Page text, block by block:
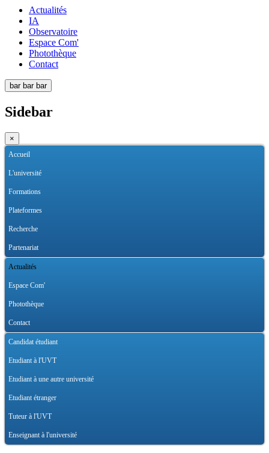
Actualités
IA
Observatoire
Espace Com'
Photothèque
Contact
bar bar bar
Sidebar
×
Accueil
L'université
Formations
Plateformes
Recherche
Partenariat
Actualités
Espace Com'
Photothèque
Contact
Candidat étudiant
Etudiant à l'UVT
Etudiant à une autre université
Etudiant étranger
Tuteur à l'UVT
Enseignant à l'université